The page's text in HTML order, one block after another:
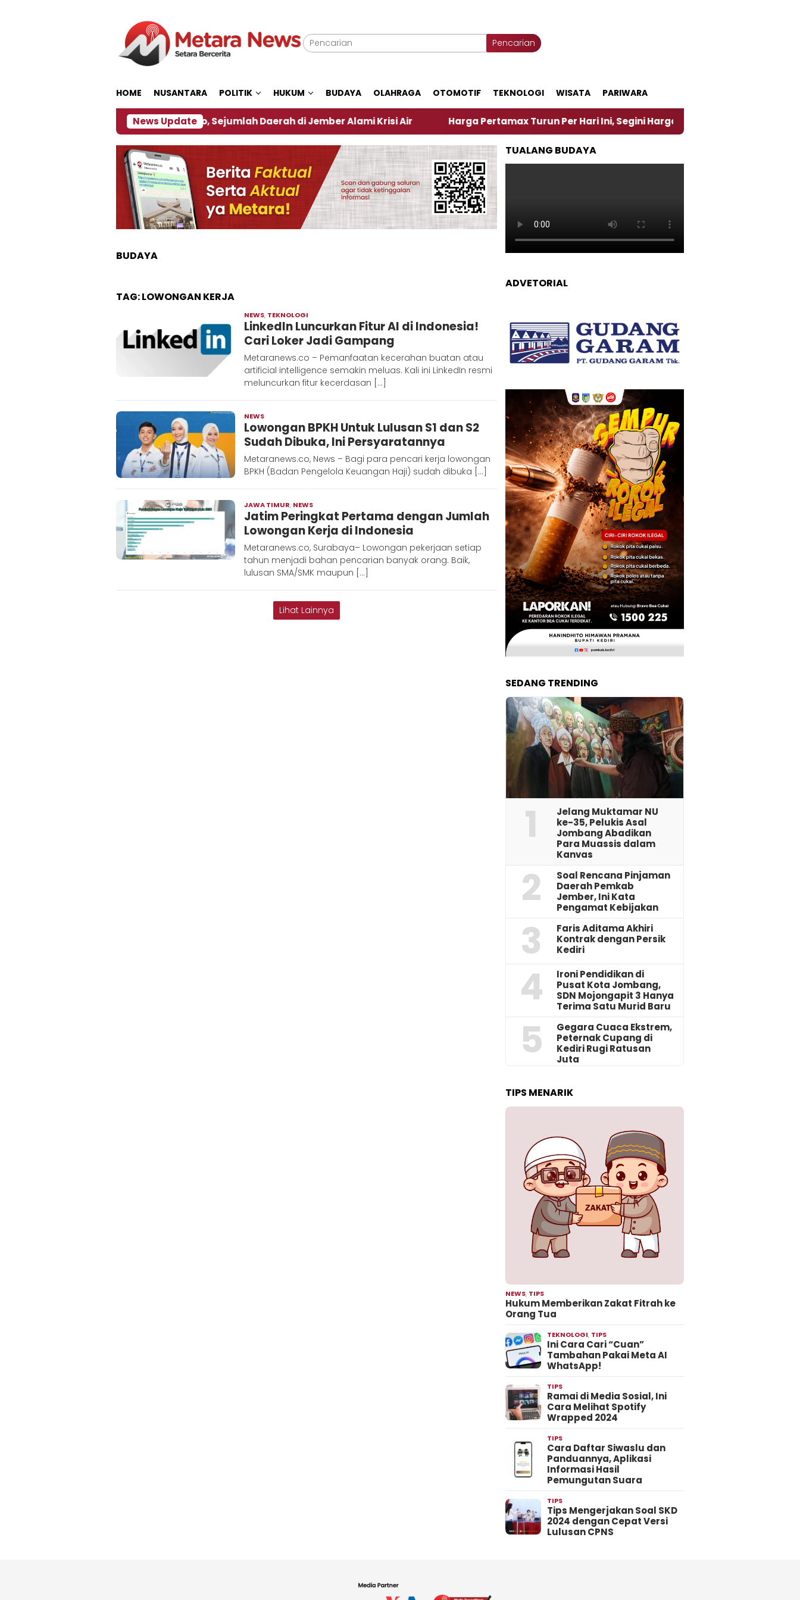
Pencarian
HOME NUSANTARA POLITIK HUKUM BUDAYA OLAHRAGA OTOMOTIF TEKNOLOGI WISATA PARIWARA
News Update
Dampak El Nino, Sejumlah Daerah di Jember Alami Krisi Air Harga Pertamax Turun Per Hari Ini, Segini Harganya
BUDAYA
TAG:LOWONGAN KERJA
NEWS, TEKNOLOGI
Metaranews
LinkedIn Luncurkan Fitur AI di Indonesia!
Cari Loker Jadi Gampang
Metaranews.co – Pemanfaatan kecerahan buatan atau
artificial intelligence semakin meluas. Kali ini LinkedIn resmi
meluncurkan fitur kecerdasan […]
NEWS
D
Lowongan BPKH Untuk Lulusan S1 dan S2
Sudah Dibuka, Ini Persyaratannya
Metaranews.co, News – Bagi para pencari kerja lowongan
BPKH (Badan Pengelola Keuangan Haji) sudah dibuka […]
JAWA TIMUR, NEWS
Metaranews
Jatim Peringkat Pertama dengan Jumlah
Lowongan Kerja di Indonesia
Metaranews.co, Surabaya– Lowongan pekerjaan setiap
tahun menjadi bahan pencarian banyak orang. Baik,
lulusan SMA/SMK maupun […]
Lihat Lainnya
TUALANG BUDAYA
ADVETORIAL
SEDANG TRENDING
1
Jelang Muktamar NU
ke-35, Pelukis Asal
Jombang Abadikan
Para Muassis dalam
Kanvas
2
‎Soal Rencana Pinjaman
Daerah Pemkab
Jember, Ini Kata
Pengamat Kebijakan ‎
3
Faris Aditama Akhiri
Kontrak dengan Persik
Kediri
4
Ironi Pendidikan di
Pusat Kota Jombang,
SDN Mojongapit 3 Hanya
Terima Satu Murid Baru
5
‎Gegara Cuaca Ekstrem,
Peternak Cupang di
Kediri Rugi Ratusan
Juta
TIPS MENARIK
NEWS, TIPS
Hukum Memberikan Zakat Fitrah ke
Orang Tua
TEKNOLOGI, TIPS
Ini Cara Cari “Cuan”
Tambahan Pakai Meta AI
WhatsApp!
TIPS
Ramai di Media Sosial, Ini
Cara Melihat Spotify
Wrapped 2024
TIPS
Cara Daftar Siwaslu dan
Panduannya, Aplikasi
Informasi Hasil
Pemungutan Suara
TIPS
Tips Mengerjakan Soal SKD
2024 dengan Cepat Versi
Lulusan CPNS